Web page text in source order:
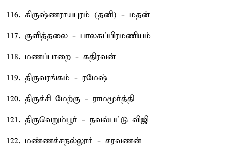
116. கிருஷ்ணராயபுரம் (தனி) - மதன்
117. குளித்தலை - பாலசுப்பிரமணியம்
118. மணப்பாறை - கதிரவன்
119. திருவரங்கம் - ரமேஷ்
120. திருச்சி மேற்கு - ராமமூர்த்தி
121. திருவெறும்பூர் - நவல்பட்டு விஜி
122. மண்ணச்சநல்லூர் - சரவணன்